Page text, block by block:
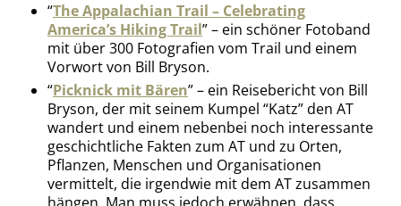
“The Appalachian Trail – Celebrating
America’s Hiking Trail” – ein schöner Fotoband
mit über 300 Fotografien vom Trail und einem
Vorwort von Bill Bryson.
“Picknick mit Bären” – ein Reisebericht von Bill
Bryson, der mit seinem Kumpel “Katz” den AT
wandert und einem nebenbei noch interessante
geschichtliche Fakten zum AT und zu Orten,
Pflanzen, Menschen und Organisationen
vermittelt, die irgendwie mit dem AT zusammen